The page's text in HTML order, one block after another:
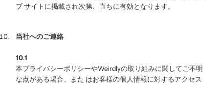
ブ サイトに掲載され次第、直ちに有効となります。
当社へのご連絡
10.1
本プライバシーポリシーやWeirdlyの取り組みに関してご不明
な点がある場合、また はお客様の個人情報に対するアクセス